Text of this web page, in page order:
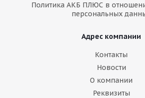
Политика АКБ ПЛЮС в
персональных
Адрес компании
Контакты
Новости
О компании
Реквизиты